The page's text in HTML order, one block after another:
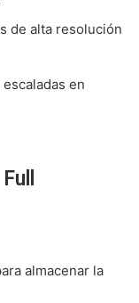
de alta resolución
en
almacenar la